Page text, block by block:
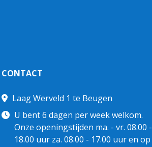
CONTACT
Laag Werveld 1 te Beugen
U bent 6 dagen per week welkom.
Onze openingstijden ma. - vr. 08.00 -
18.00 uur za. 08.00 - 17.00 uur en op